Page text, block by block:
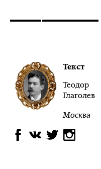
Текст
Теодор
Глаголев
Москва